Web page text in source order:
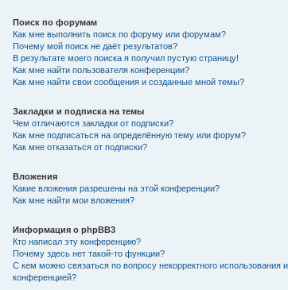
Поиск по форумам
Как мне выполнить поиск по форуму или форумам?
Почему мой поиск не даёт результатов?
В результате моего поиска я получил пустую страницу!
Как мне найти пользователя конференции?
Как мне найти свои сообщения и созданные мной темы?
Закладки и подписка на темы
Чем отличаются закладки от подписки?
Как мне подписаться на определённую тему или форум?
Как мне отказаться от подписки?
Вложения
Какие вложения разрешены на этой конференции?
Как мне найти мои вложения?
Информация о phpBB3
Кто написал эту конференцию?
Почему здесь нет такой-то функции?
С кем можно связаться по вопросу некорректного использования
конференцией?